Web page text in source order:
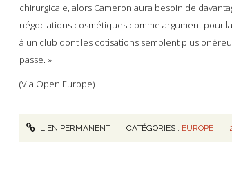
chirurgicale, alors Cameron aura besoin de
négociations cosmétiques comme argument pour
à un club dont les cotisations semblent plus
passe. »
(Via Open Europe)
LIEN PERMANENT CATÉGORIES : EUROPE